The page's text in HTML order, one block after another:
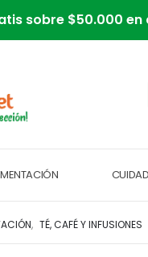
sobre $50.000 en
, TÉ, CAFÉ Y INFUSIONES